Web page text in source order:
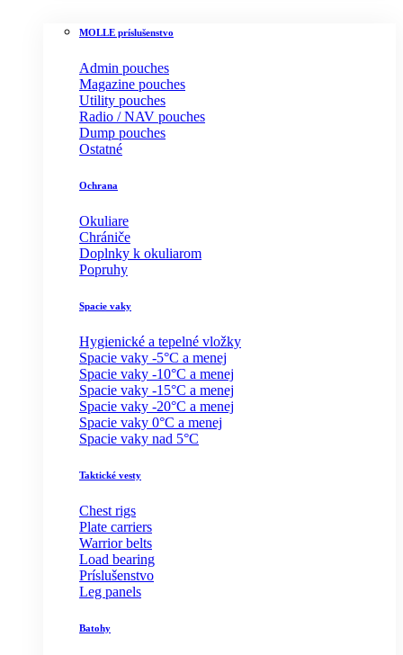
MOLLE príslušenstvo
Admin pouches
Magazine pouches
Utility pouches
Radio / NAV pouches
Dump pouches
Ostatné
Ochrana
Okuliare
Chrániče
Doplnky k okuliarom
Popruhy
Spacie vaky
Hygienické a tepelné vložky
Spacie vaky -5°C a menej
Spacie vaky -10°C a menej
Spacie vaky -15°C a menej
Spacie vaky -20°C a menej
Spacie vaky 0°C a menej
Spacie vaky nad 5°C
Taktické vesty
Chest rigs
Plate carriers
Warrior belts
Load bearing
Príslušenstvo
Leg panels
Batohy